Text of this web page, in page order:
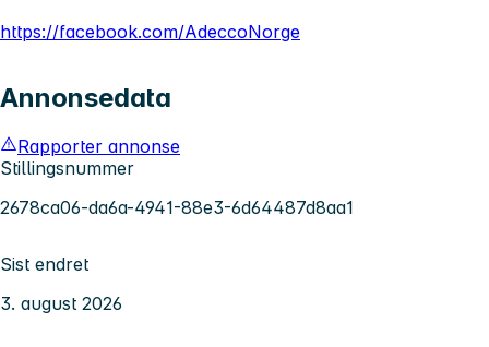
https://facebook.com/AdeccoNorge
Annonsedata
Rapporter annonse
Stillingsnummer
2678ca06-da6a-4941-88e3-6d64487d8aa1
Sist endret
3. august 2026